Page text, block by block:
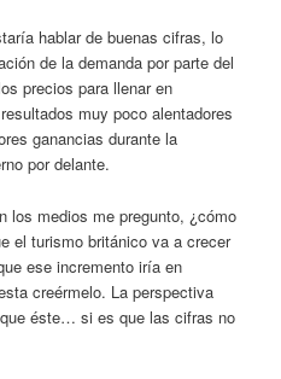
hablar de buenas cifras, lo
de la demanda por parte del
precios para llenar en
muy poco alentadores
ganancias durante la
por delante.
los medios me pregunto, ¿cómo
el turismo británico va a crecer
ese incremento iría en
creérmelo. La perspectiva
éste… si es que las cifras no